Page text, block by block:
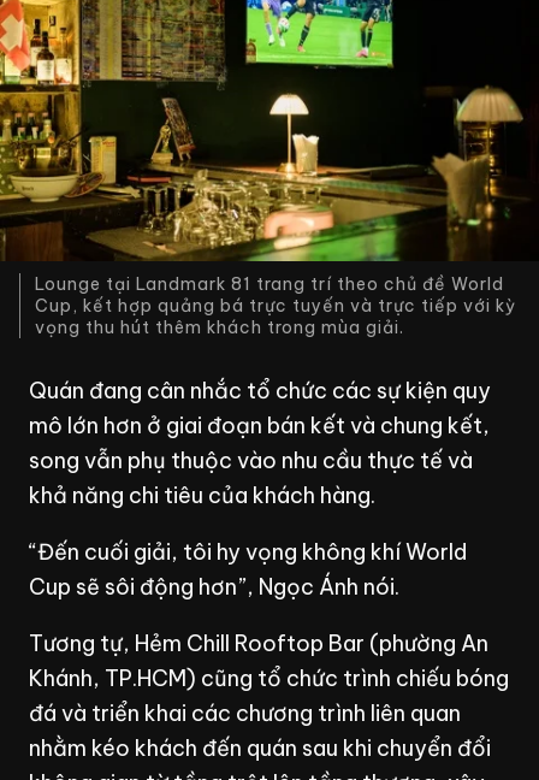
Lounge tại Landmark 81 trang trí theo chủ đề World
Cup, kết hợp quảng bá trực tuyến và trực tiếp với kỳ
vọng thu hút thêm khách trong mùa giải.
Quán đang cân nhắc tổ chức các sự kiện quy
mô lớn hơn ở giai đoạn bán kết và chung kết,
song vẫn phụ thuộc vào nhu cầu thực tế và
khả năng chi tiêu của khách hàng.
“Đến cuối giải, tôi hy vọng không khí World
Cup sẽ sôi động hơn”, Ngọc Ánh nói.
Tương tự, Hẻm Chill Rooftop Bar (phường An
Khánh, TP.HCM) cũng tổ chức trình chiếu bóng
đá và triển khai các chương trình liên quan
nhằm kéo khách đến quán sau khi chuyển đổi